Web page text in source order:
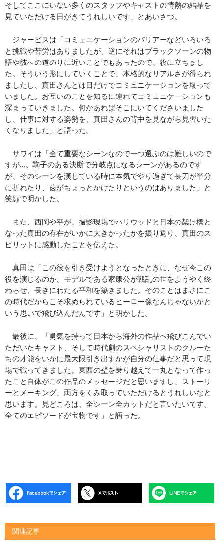
そしてここにいない多くのスタッフやキャストの情熱の結晶を
見ていただける日がきてうれしいです」とあいさつ。
ジャービスは「コミュニケーションのバリアーなどいろいろ
と挑戦や苦労はありましたが、逆にそれはブラックソーンの物
語や彼への道のりに近いことでもあったので、役に立ちまし
た。そういう形にしていくことで、本格的なリアルさが得られ
ましたし、真田さんとは目だけでコミュニケーションを取って
いました。お互いのことを知るに連れてコミュニケーションも
深まっていきました。何かあればそこにいてくださいました
し、仕事に対する姿勢を、真田さんの背中を見ながら見習いた
くなりました」と語った。
サワイは「全て重要なシーンなので一つ選ぶのは難しいので
すが…。鞠子のある決断で分岐点になるシーンがあるのです
が、そのシーンを演じている時に本気でやり過ぎて長刀が半分
に折れたり、歯がちょっとかけたりというのはありました」と
笑顔で明かした。
また、西岡や平が、撮影現場でハリウッドと日本の架け橋と
なった真田の存在がいかに大きかったかを振り返り、真田のス
ピリットに感動したことを伝えた。
真田は「この役を引き受けようとなったときに、なぜ今この
役を演じるのか、モデルである家康公が戦乱の世をようやく終
わらせ、長きにわたる平和を築きました。そのことはまさにこ
の時代だからこそ求められているヒーロー像なんじゃないかと
いう思いで飛び込んだんです」と明かした。
最後に、「勇気を持って日本から海外の作品へ飛びこんでい
ただいたキャスト、そして時代劇のスペシャリストのクルーた
ちの才能をいかに最大限引き出すかが自分の仕事だと思って現
場で戦ってきました。東西の壁を乗り越えて一丸となって作っ
たこと自体がこの作品のメッセージだと思いますし、ストーリ
ーとメーキング、両方をくみ取っていただけるとうれしいなと
思います。見どころは、全シーン全カットだと言いたいです。
全てのエピソードが宝物です」と語った。
関連記事